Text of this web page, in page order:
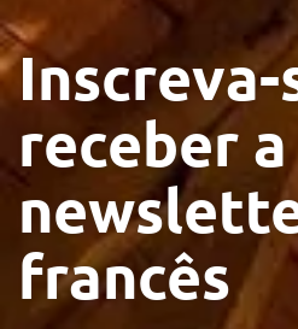
Inscreva-
receber a
francês